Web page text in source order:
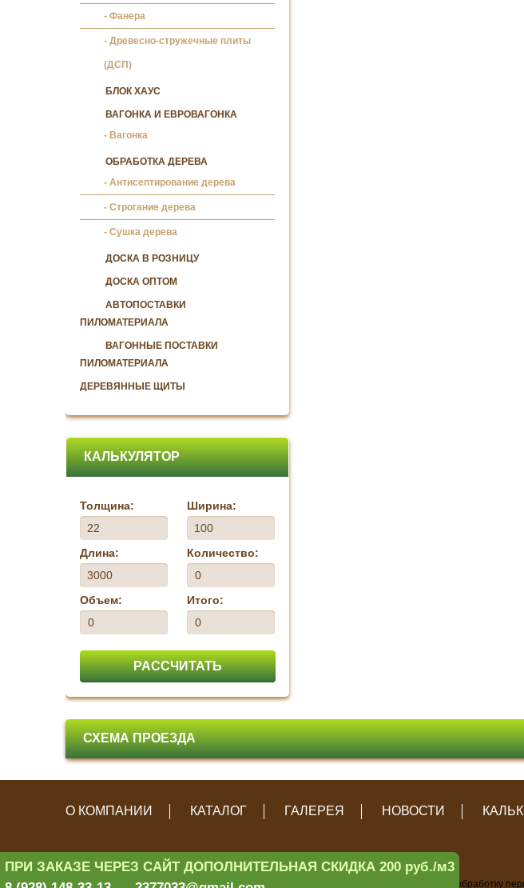
Фанера
Древесно-стружечные плиты
(ДСП)
БЛОК ХАУС
ВАГОНКА И ЕВРОВАГОНКА
Вагонка
ОБРАБОТКА ДЕРЕВА
Антисептирование дерева
Строгание дерева
Сушка дерева
ДОСКА В РОЗНИЦУ
ДОСКА ОПТОМ
АВТОПОСТАВКИ
ПИЛОМАТЕРИАЛА
ВАГОННЫЕ ПОСТАВКИ
ПИЛОМАТЕРИАЛА
ДЕРЕВЯННЫЕ ЩИТЫ
КАЛЬКУЛЯТОР
Толщина:
Длина:
Объем:
Ширина:
Количество:
Итого:
РАССЧИТАТЬ
СХЕМА ПРОЕЗДА
О КОМПАНИИ КАТАЛОГ ГАЛЕРЕЯ НОВОСТИ
Политика конфиденциальности на обработку
ПРИ ЗАКАЗЕ ЧЕРЕЗ САЙТ ДОПОЛНИТЕЛЬНАЯ СКИДКА 200 руб./м3